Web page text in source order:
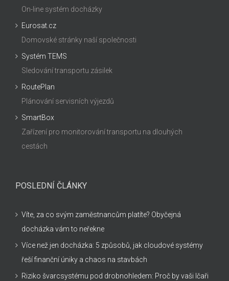
On-line systém docházky
Eurosat.cz
Domovské stránky naší společnosti
Systém TEMS
Sledování transportu zásilek
RoutePlan
Plánování servisních výjezdů
SmartBox
Zařízení pro monitorování transportu na dlouhých
cestách
POSLEDNÍ ČLÁNKY
Víte, za co svým zaměstnancům platíte? Obyčejná
docházka vám to neřekne
Více než jen docházka: 5 způsobů, jak cloudové systémy
řeší finanční úniky a chaos na stavbách
Riziko švarcsystému pod drobnohledem: Proč by vaši Ičaři